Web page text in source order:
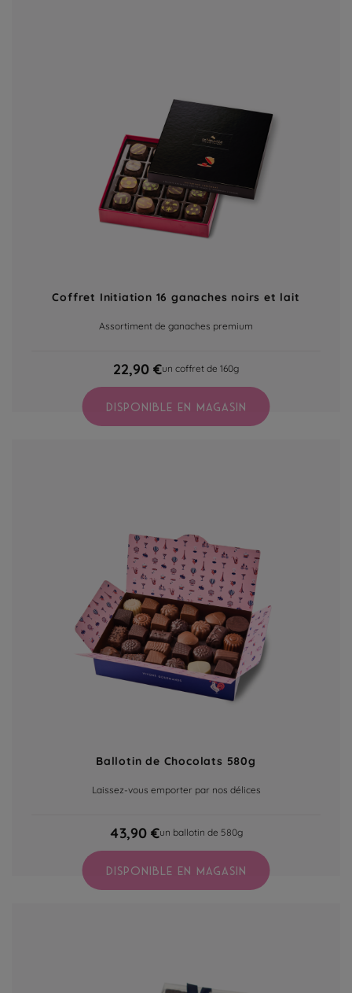
Coffret Initiation 16 ganaches noirs et lait
Assortiment de ganaches premium
22,90 €un coffret de 160g
DISPONIBLE EN MAGASIN
Ballotin de Chocolats 580g
Laissez-vous emporter par nos délices
43,90 €un ballotin de 580g
DISPONIBLE EN MAGASIN